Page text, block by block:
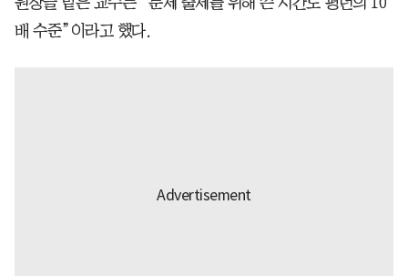
배 수준”이라고 했다.